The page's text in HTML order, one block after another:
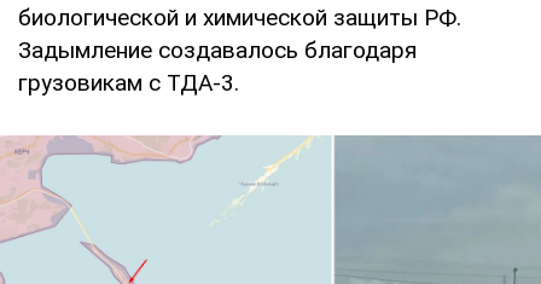
биологической и химической защиты РФ.
Задымление создавалось благодаря
грузовикам с ТДА-3.